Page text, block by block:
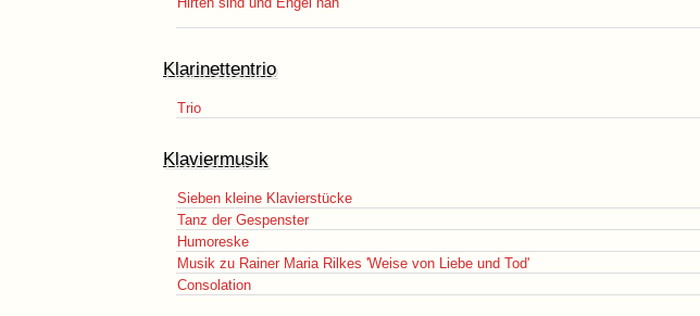
Klarinettentrio
Trio
Klaviermusik
Sieben kleine Klavierstücke
Tanz der Gespenster
Humoreske
Musik zu Rainer Maria Rilkes 'Weise von Liebe und Tod'
Consolation